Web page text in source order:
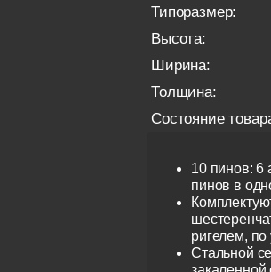
Типоразмер:
Высота:
Ширина:
Толщина:
Состояние
10 пинов: 6
пинов в
ригелем,
Стальной